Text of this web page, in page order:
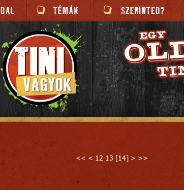
<< < 12 13 [14] > >>